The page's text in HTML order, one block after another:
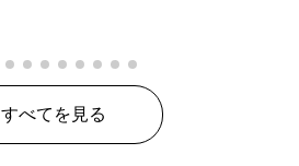
すべてを見る